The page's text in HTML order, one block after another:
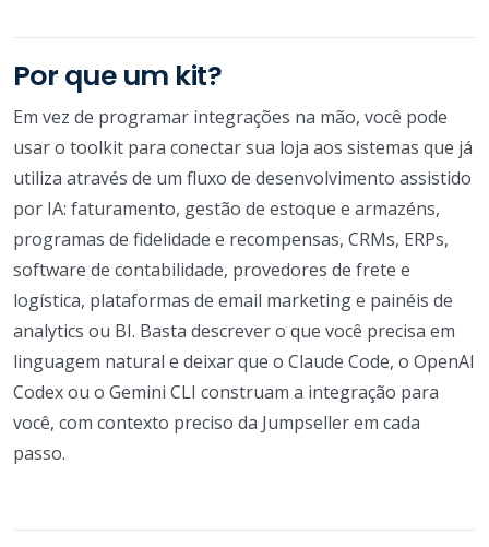
Por que um kit?
Em vez de programar integrações na mão, você pode
usar o toolkit para conectar sua loja aos sistemas que já
utiliza através de um fluxo de desenvolvimento assistido
por IA: faturamento, gestão de estoque e armazéns,
programas de fidelidade e recompensas, CRMs, ERPs,
software de contabilidade, provedores de frete e
logística, plataformas de email marketing e painéis de
analytics ou BI. Basta descrever o que você precisa em
linguagem natural e deixar que o Claude Code, o OpenAI
Codex ou o Gemini CLI construam a integração para
você, com contexto preciso da Jumpseller em cada
passo.